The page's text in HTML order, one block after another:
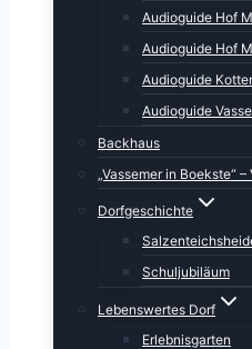
Audioguide Hof
Audioguide Hof
Audioguide
Audioguide
Backhaus
„Vassemer in Boekste“
Dorfgeschichte
Schuljubiläum
Lebenswertes Dorf
Erlebnisgarten